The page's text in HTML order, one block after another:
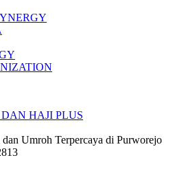
HAJI PLUS
Umroh Terpercaya di Purworejo